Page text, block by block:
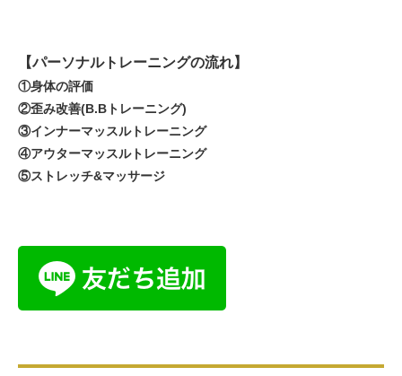
【パーソナルトレーニングの流れ】
①身体の評価
②歪み改善(B.Bトレーニング)
③インナーマッスルトレーニング
④アウターマッスルトレーニング
⑤ストレッチ&マッサージ